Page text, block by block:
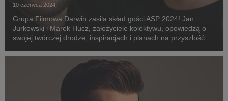
10 czerwca 2024
Grupa Filmowa Darwin zasila skład gości ASP 2024! Jan
Jurkowski i Marek Hucz, założyciele kolektywu, opowiedzą o
swojej twórczej drodze, inspiracjach i planach na przyszłość.